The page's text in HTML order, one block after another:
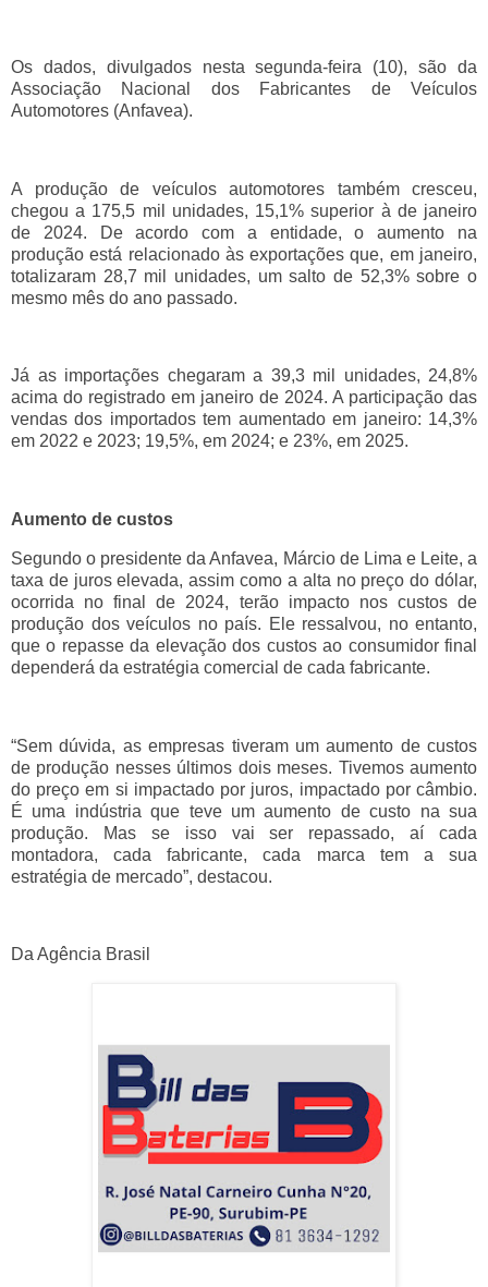
Os dados, divulgados nesta segunda-feira (10), são da
Associação Nacional dos Fabricantes de Veículos
Automotores (Anfavea).
A produção de veículos automotores também cresceu,
chegou a 175,5 mil unidades, 15,1% superior à de janeiro
de 2024. De acordo com a entidade, o aumento na
produção está relacionado às exportações que, em janeiro,
totalizaram 28,7 mil unidades, um salto de 52,3% sobre o
mesmo mês do ano passado.
Já as importações chegaram a 39,3 mil unidades, 24,8%
acima do registrado em janeiro de 2024. A participação das
vendas dos importados tem aumentado em janeiro: 14,3%
em 2022 e 2023; 19,5%, em 2024; e 23%, em 2025.
Aumento de custos
Segundo o presidente da Anfavea, Márcio de Lima e Leite, a
taxa de juros elevada, assim como a alta no preço do dólar,
ocorrida no final de 2024, terão impacto nos custos de
produção dos veículos no país. Ele ressalvou, no entanto,
que o repasse da elevação dos custos ao consumidor final
dependerá da estratégia comercial de cada fabricante.
“Sem dúvida, as empresas tiveram um aumento de custos
de produção nesses últimos dois meses. Tivemos aumento
do preço em si impactado por juros, impactado por câmbio.
É uma indústria que teve um aumento de custo na sua
produção. Mas se isso vai ser repassado, aí cada
montadora, cada fabricante, cada marca tem a sua
estratégia de mercado”, destacou.
Da Agência Brasil